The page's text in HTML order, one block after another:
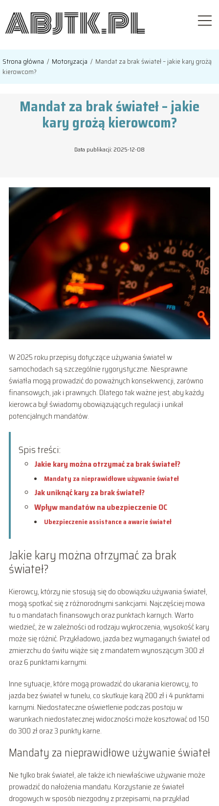
Strona główna / Motoryzacja / Mandat za brak świateł – jakie kary grożą
kierowcom?
Mandat za brak świateł – jakie
kary grożą kierowcom?
Data publikacji: 2025-12-08
W 2025 roku przepisy dotyczące używania świateł w
samochodach są szczególnie rygorystyczne. Niesprawne
światła mogą prowadzić do poważnych konsekwencji, zarówno
finansowych, jak i prawnych. Dlatego tak ważne jest, aby każdy
kierowca był świadomy obowiązujących regulacji i unikał
potencjalnych mandatów.
Spis treści:
Jakie kary można otrzymać za brak świateł?
Mandaty za nieprawidłowe używanie świateł
Jak uniknąć kary za brak świateł?
Wpływ mandatów na ubezpieczenie OC
Ubezpieczenie assistance a awarie świateł
Jakie kary można otrzymać za brak
świateł?
Kierowcy, którzy nie stosują się do obowiązku używania świateł,
mogą spotkać się z różnorodnymi sankcjami. Najczęściej mowa
tu o mandatach finansowych oraz punktach karnych. Warto
wiedzieć, że w zależności od rodzaju wykroczenia, wysokość kary
może się różnić. Przykładowo, jazda bez wymaganych świateł od
zmierzchu do świtu wiąże się z mandatem wynoszącym 300 zł
oraz 6 punktami karnymi.
Inne sytuacje, które mogą prowadzić do ukarania kierowcy, to
jazda bez świateł w tunelu, co skutkuje karą 200 zł i 4 punktami
karnymi. Niedostateczne oświetlenie podczas postoju w
warunkach niedostatecznej widoczności może kosztować od 150
do 300 zł oraz 3 punkty karne.
Mandaty za nieprawidłowe używanie świateł
Nie tylko brak świateł, ale także ich niewłaściwe używanie może
prowadzić do nałożenia mandatu. Korzystanie ze świateł
drogowych w sposób niezgodny z przepisami, na przykład